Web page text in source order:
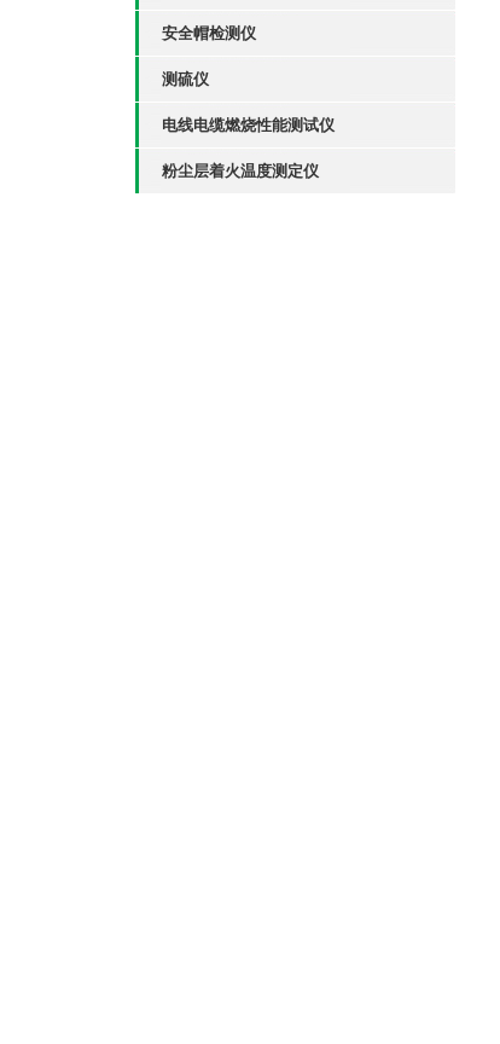
安全帽检测仪
测硫仪
电线电缆燃烧性能测试仪
粉尘层着火温度测定仪